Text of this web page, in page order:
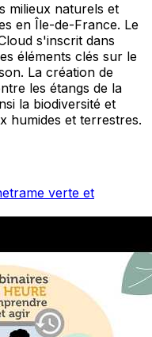
milieux naturels et
en Île-de-France. Le
s'inscrit dans
éléments clés sur le
La création de
les étangs de la
la biodiversité et
humides et terrestres.
trame verte et